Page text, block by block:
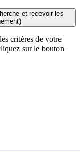
et recevoir les
critères de votre
sur le bouton